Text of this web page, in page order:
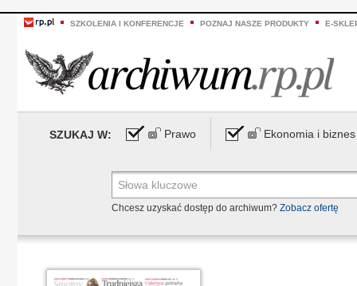
SZKOLENIA I KONFERENCJE POZNAJ NASZE PRODUKTY E-
SZUKAJ W: Prawo Ekonomia i biznes
Chcesz uzyskać dostęp do archiwum? Zobacz ofertę